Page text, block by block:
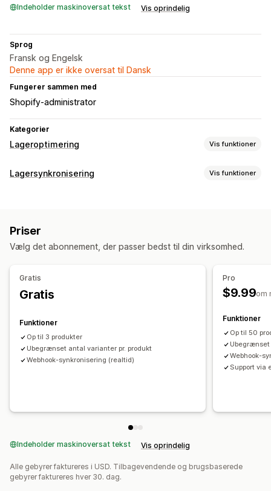
Indeholder maskinoversat tekst Vis oprindelig
Sprog
Fransk og Engelsk
Denne app er ikke oversat til Dansk
Fungerer sammen med
Shopify-administrator
Kategorier
Lageroptimering Vis funktioner
Lagerstyring
Ordrestyring
Lagersynkronisering Vis funktioner
Realtid
Priser
Vælg det abonnement, der passer bedst til din virksomhed.
Gratis
Gratis
Funktioner
Op til 3 produkter
Ubegrænset antal varianter pr. produkt
Webhook-synkronisering (realtid)
Pro
$9.99om
Funktioner
Op til 50
Ubegrænset
Webhook-
Support via
Indeholder maskinoversat tekst Vis oprindelig
Alle gebyrer faktureres i USD. Tilbagevendende og brugsbaserede
gebyrer faktureres hver 30. dag.